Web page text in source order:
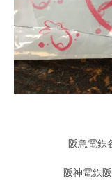
阪急電鉄
阪神電鉄